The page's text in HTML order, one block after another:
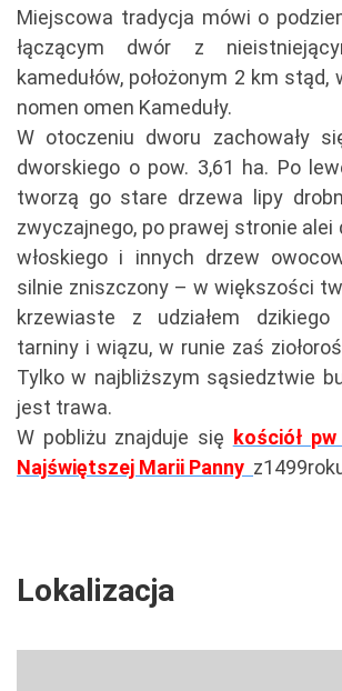
Miejscowa tradycja mówi o
łączącym dwór z
kamedułów, położonym 2 km
nomen omen Kameduły.
W otoczeniu dworu zachowały
dworskiego o pow. 3,61 ha. Po
tworzą go stare drzewa lipy
zwyczajnego, po prawej stronie alei
włoskiego i innych drzew
silnie zniszczony – w większości
krzewiaste z udziałem dzikiego
tarniny i wiązu, w runie zaś
Tylko w najbliższym sąsiedztwie
jest trawa.
W pobliżu znajduje się kościół
Najświętszej Marii Panny
Lokalizacja